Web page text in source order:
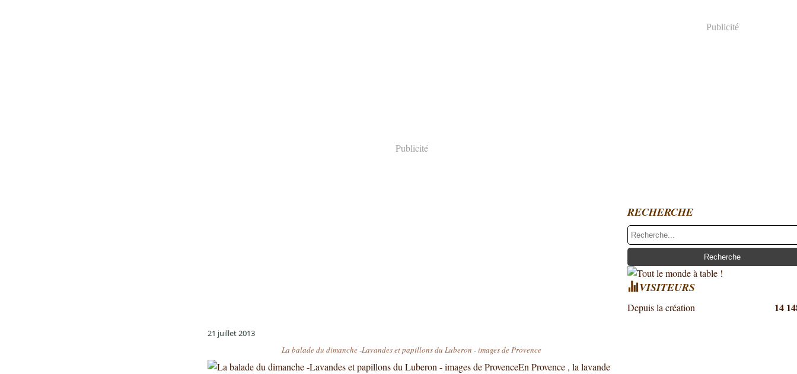
Publicité
21 juillet 2013
La balade du dimanche -Lavandes et papillons du Luberon - images de Provence
En Provence , la lavande
Publicité
RECHERCHE
VISITEURS
Depuis la création 14